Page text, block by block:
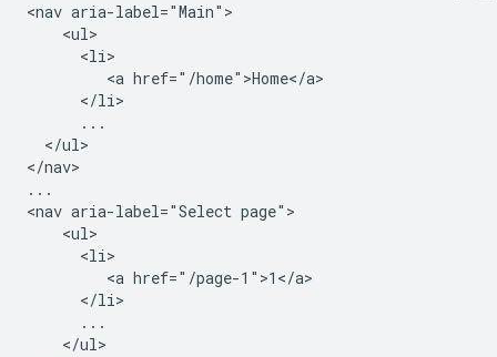
<nav aria-label="Main">
    <ul>
      <li>
         <a href="/home">Home</a>
      </li>
      ...
  </ul>
</nav>
...
<nav aria-label="Select page">
    <ul>
      <li>
         <a href="/page-1">1</a>
      </li>
      ...
    </ul>